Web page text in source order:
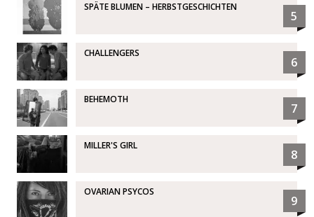
SPÄTE BLUMEN – HERBSTGESCHICHTEN
5
CHALLENGERS
6
BEHEMOTH
7
MILLER'S GIRL
8
OVARIAN PSYCOS
9